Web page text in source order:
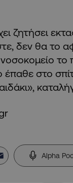
ζητήσει
δεν θα το
το
στο
Alpha